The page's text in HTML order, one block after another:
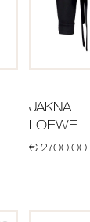
JAKNA
LOEWE
€ 2700.00